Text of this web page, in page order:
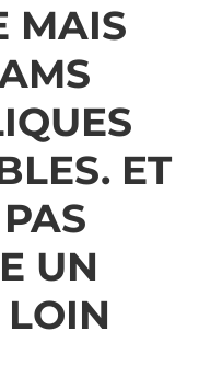
MAIS
ET
UN
LOIN